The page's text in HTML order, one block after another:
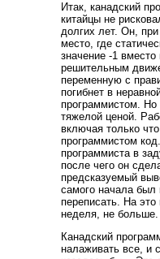
Итак, канадский
китайцы не
долгих лет. Он,
место, где
значение -1 вместо
решительным
переменную с
погибнет в
программистом. Но
тяжелой ценой.
включая только
программистом
программиста в
после чего он
предсказуемый
самого начала
переписать. На
неделя, не больше.
Канадский
налаживать все, и